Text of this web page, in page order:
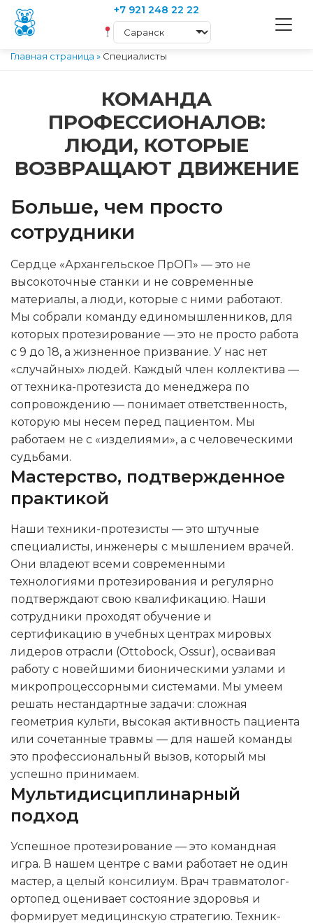
+7 921 248 22 22
Главная страница » Специалисты
КОМАНДА
ПРОФЕССИОНАЛОВ:
ЛЮДИ, КОТОРЫЕ
ВОЗВРАЩАЮТ ДВИЖЕНИЕ
Больше, чем просто
сотрудники
Сердце «Архангельское ПрОП» — это не
высокоточные станки и не современные
материалы, а люди, которые с ними работают.
Мы собрали команду единомышленников, для
которых протезирование — это не просто работа
с 9 до 18, а жизненное призвание. У нас нет
«случайных» людей. Каждый член коллектива —
от техника-протезиста до менеджера по
сопровождению — понимает ответственность,
которую мы несем перед пациентом. Мы
работаем не с «изделиями», а с человеческими
судьбами.
Мастерство, подтвержденное
практикой
Наши техники-протезисты — это штучные
специалисты, инженеры с мышлением врачей.
Они владеют всеми современными
технологиями протезирования и регулярно
подтверждают свою квалификацию. Наши
сотрудники проходят обучение и
сертификацию в учебных центрах мировых
лидеров отрасли (Ottobock, Ossur), осваивая
работу с новейшими бионическими узлами и
микропроцессорными системами. Мы умеем
решать нестандартные задачи: сложная
геометрия культи, высокая активность пациента
или сочетанные травмы — для нашей команды
это профессиональный вызов, который мы
успешно принимаем.
Мультидисциплинарный
подход
Успешное протезирование — это командная
игра. В нашем центре с вами работает не один
мастер, а целый консилиум. Врач травматолог-
ортопед оценивает состояние здоровья и
формирует медицинскую стратегию. Техник-